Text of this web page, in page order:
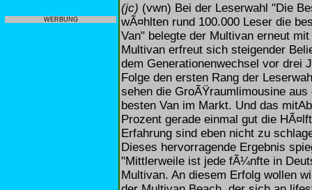
WERBUNG
(jc) (vwn) Bei der Leserwahl "Die
wÃ¤hlten rund 100.000 Leser die
Van" belegte der Multivan erneut
Multivan erfreut sich steigender
dem Generationenwechsel vor drei
Folge den ersten Rang der
sehen die GroÃŸraumlimousine
besten Van im Markt. Und das
Prozent gerade einmal gut die
Erfahrung sind eben nicht zu
Dieses hervorragende Ergebnis
"Mittlerweile ist jede fÃ¼nfte in
Multivan. An diesem Erfolg wollen